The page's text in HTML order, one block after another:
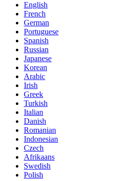
English
French
German
Portuguese
Spanish
Russian
Japanese
Korean
Arabic
Irish
Greek
Turkish
Italian
Danish
Romanian
Indonesian
Czech
Afrikaans
Swedish
Polish